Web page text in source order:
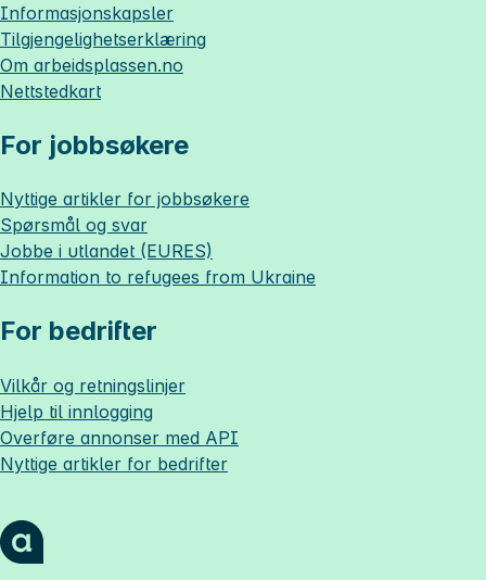
Informasjonskapsler
Tilgjengelighetserklæring
Om arbeidsplassen.no
Nettstedkart
For jobbsøkere
Nyttige artikler for jobbsøkere
Spørsmål og svar
Jobbe i utlandet (EURES)
Information to refugees from Ukraine
For bedrifter
Vilkår og retningslinjer
Hjelp til innlogging
Overføre annonser med API
Nyttige artikler for bedrifter